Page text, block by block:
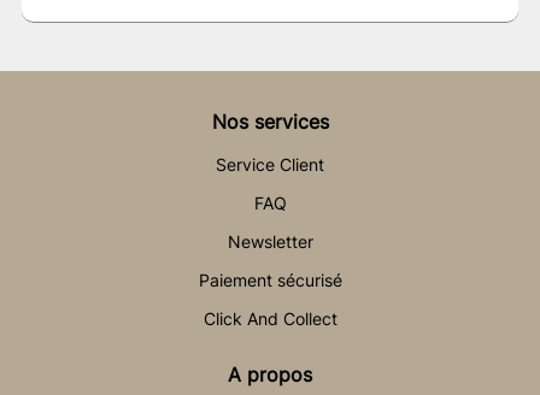
Nos services
Service Client
FAQ
Newsletter
Paiement sécurisé
Click And Collect
A propos